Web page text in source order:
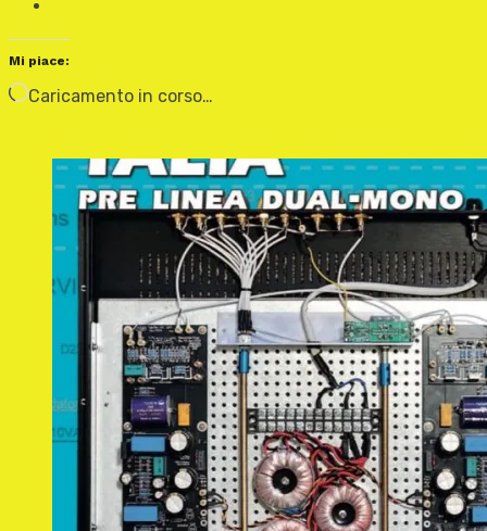
Mi piace:
Caricamento in corso…